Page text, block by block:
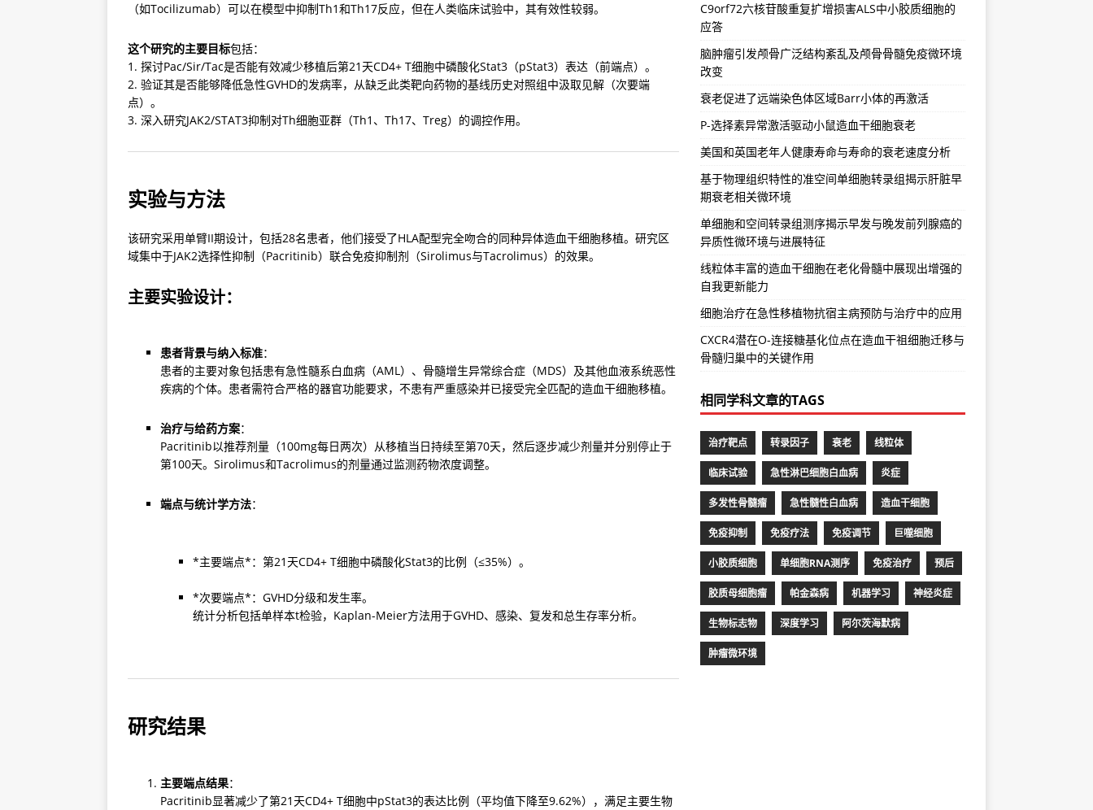
（如Tocilizumab）可以在模型中抑制Th1和Th17反应，但在人类临床试验中，其有效性较弱。
这个研究的主要目标包括：
1. 探讨Pac/Sir/Tac是否能有效减少移植后第21天CD4+ T细胞中磷酸化Stat3（pStat3）表达（前端点）。
2. 验证其是否能够降低急性GVHD的发病率，从缺乏此类靶向药物的基线历史对照组中汲取见解（次要端
点）。
3. 深入研究JAK2/STAT3抑制对Th细胞亚群（Th1、Th17、Treg）的调控作用。
实验与方法
该研究采用单臂II期设计，包括28名患者，他们接受了HLA配型完全吻合的同种异体造血干细胞移植。研究区
域集中于JAK2选择性抑制（Pacritinib）联合免疫抑制剂（Sirolimus与Tacrolimus）的效果。
主要实验设计：
患者背景与纳入标准：
患者的主要对象包括患有急性髓系白血病（AML）、骨髓增生异常综合症（MDS）及其他血液系统恶性
疾病的个体。患者需符合严格的器官功能要求，不患有严重感染并已接受完全匹配的造血干细胞移植。
治疗与给药方案：
Pacritinib以推荐剂量（100mg每日两次）从移植当日持续至第70天，然后逐步减少剂量并分别停止于
第100天。Sirolimus和Tacrolimus的剂量通过监测药物浓度调整。
端点与统计学方法：
*主要端点*：第21天CD4+ T细胞中磷酸化Stat3的比例（≤35%）。
*次要端点*：GVHD分级和发生率。
统计分析包括单样本t检验，Kaplan-Meier方法用于GVHD、感染、复发和总生存率分析。
研究结果
主要端点结果：
Pacritinib显著减少了第21天CD4+ T细胞中pStat3的表达比例（平均值下降至9.62%），满足主要生物
C9orf72六核苷酸重复扩增损害ALS中小胶质细胞的
应答
脑肿瘤引发颅骨广泛结构紊乱及颅骨骨髓免疫微环境
改变
衰老促进了远端染色体区域Barr小体的再激活
P-选择素异常激活驱动小鼠造血干细胞衰老
美国和英国老年人健康寿命与寿命的衰老速度分析
基于物理组织特性的准空间单细胞转录组揭示肝脏早
期衰老相关微环境
单细胞和空间转录组测序揭示早发与晚发前列腺癌的
异质性微环境与进展特征
线粒体丰富的造血干细胞在老化骨髓中展现出增强的
自我更新能力
细胞治疗在急性移植物抗宿主病预防与治疗中的应用
CXCR4潜在O-连接糖基化位点在造血干祖细胞迁移与
骨髓归巢中的关键作用
相同学科文章的TAGS
治疗靶点 转录因子 衰老 线粒体
临床试验 急性淋巴细胞白血病 炎症
多发性骨髓瘤 急性髓性白血病 造血干细胞
免疫抑制 免疫疗法 免疫调节 巨噬细胞
小胶质细胞 单细胞RNA测序 免疫治疗 预后
胶质母细胞瘤 帕金森病 机器学习 神经炎症
生物标志物 深度学习 阿尔茨海默病
肿瘤微环境